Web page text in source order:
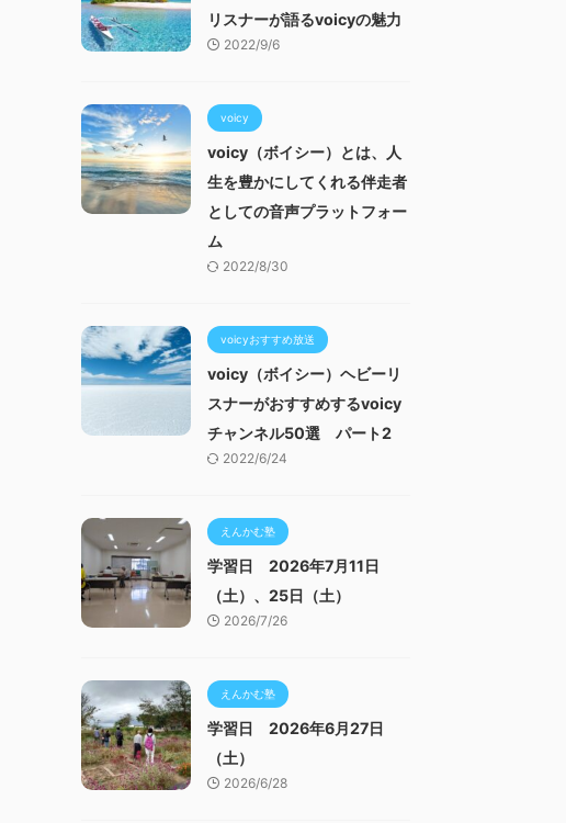
リスナーが語るvoicyの魅力
2022/9/6
voicy
voicy（ボイシー）とは、人
生を豊かにしてくれる伴走者
としての音声プラットフォー
ム
2022/8/30
voicyおすすめ放送
voicy（ボイシー）ヘビーリ
スナーがおすすめするvoicy
チャンネル50選 パート2
2022/6/24
えんかむ塾
学習日 2026年7月11日
（土）、25日（土）
2026/7/26
えんかむ塾
学習日 2026年6月27日
（土）
2026/6/28